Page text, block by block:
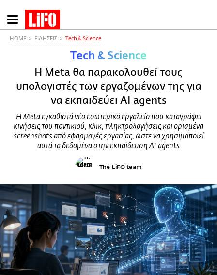
Παράκαμψη
προς
HOME ΕΙΔΗΣΕΙΣ Τech & Science
Τech & Science
Η Meta θα παρακολουθεί τους
υπολογιστές των εργαζομένων της για
να εκπαιδεύει AI agents
Η Meta εγκαθιστά νέο εσωτερικό εργαλείο που καταγράφει
κινήσεις του ποντικιού, κλικ, πληκτρολογήσεις και ορισμένα
screenshots από εφαρμογές εργασίας, ώστε να χρησιμοποιεί
αυτά τα δεδομένα στην εκπαίδευση AI agents
The LiFO team